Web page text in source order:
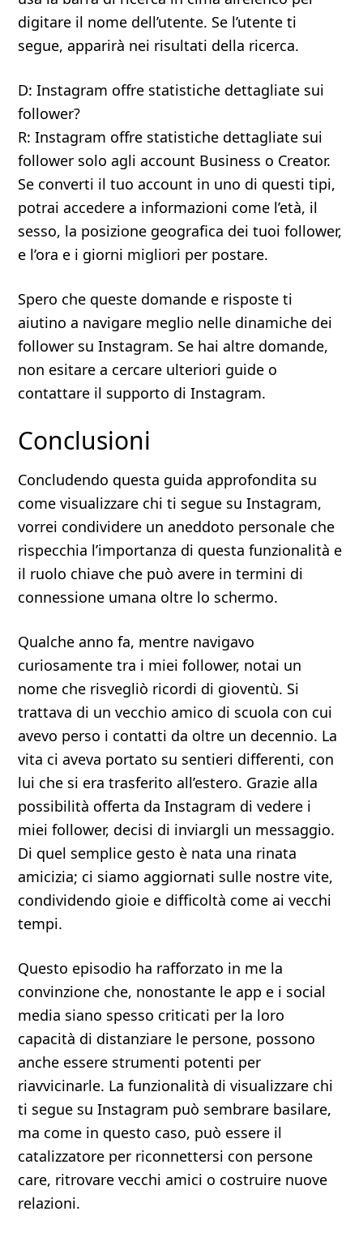
digitare il nome dell’utente. Se l’utente ti
segue, apparirà nei risultati della ricerca.
D: Instagram offre statistiche dettagliate sui
follower?
R: Instagram offre statistiche dettagliate sui
follower solo agli account Business o Creator.
Se converti il tuo account in uno di questi tipi,
potrai accedere a informazioni come l’età, il
sesso, la posizione geografica dei tuoi follower,
e l’ora e i giorni migliori per postare.
Spero che queste domande e risposte ti
aiutino a navigare meglio nelle dinamiche dei
follower su Instagram. Se hai altre domande,
non esitare a cercare ulteriori guide o
contattare il supporto di Instagram.
Conclusioni
Concludendo questa guida approfondita su
come visualizzare chi ti segue su Instagram,
vorrei condividere un aneddoto personale che
rispecchia l’importanza di questa funzionalità e
il ruolo chiave che può avere in termini di
connessione umana oltre lo schermo.
Qualche anno fa, mentre navigavo
curiosamente tra i miei follower, notai un
nome che risvegliò ricordi di gioventù. Si
trattava di un vecchio amico di scuola con cui
avevo perso i contatti da oltre un decennio. La
vita ci aveva portato su sentieri differenti, con
lui che si era trasferito all’estero. Grazie alla
possibilità offerta da Instagram di vedere i
miei follower, decisi di inviargli un messaggio.
Di quel semplice gesto è nata una rinata
amicizia; ci siamo aggiornati sulle nostre vite,
condividendo gioie e difficoltà come ai vecchi
tempi.
Questo episodio ha rafforzato in me la
convinzione che, nonostante le app e i social
media siano spesso criticati per la loro
capacità di distanziare le persone, possono
anche essere strumenti potenti per
riavvicinarle. La funzionalità di visualizzare chi
ti segue su Instagram può sembrare basilare,
ma come in questo caso, può essere il
catalizzatore per riconnettersi con persone
care, ritrovare vecchi amici o costruire nuove
relazioni.